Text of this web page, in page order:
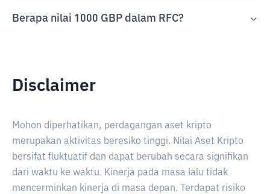
Berapa nilai 1000 GBP dalam RFC?
Disclaimer
Mohon diperhatikan, perdagangan aset kripto
merupakan aktivitas beresiko tinggi. Nilai Aset Kripto
bersifat fluktuatif dan dapat berubah secara signifikan
dari waktu ke waktu. Kinerja pada masa lalu tidak
mencerminkan kinerja di masa depan. Terdapat risiko